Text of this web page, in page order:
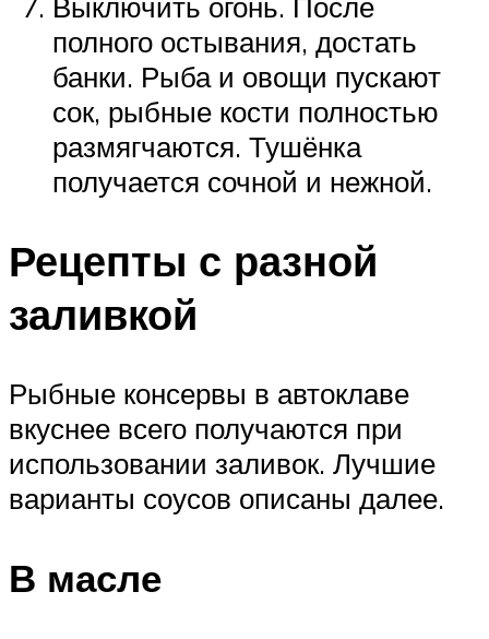
полного остывания, достать
банки. Рыба и овощи пускают
сок, рыбные кости полностью
размягчаются. Тушёнка
получается сочной и нежной.
Рецепты с разной
заливкой
Рыбные консервы в автоклаве
вкуснее всего получаются при
использовании заливок. Лучшие
варианты соусов описаны далее.
В масле